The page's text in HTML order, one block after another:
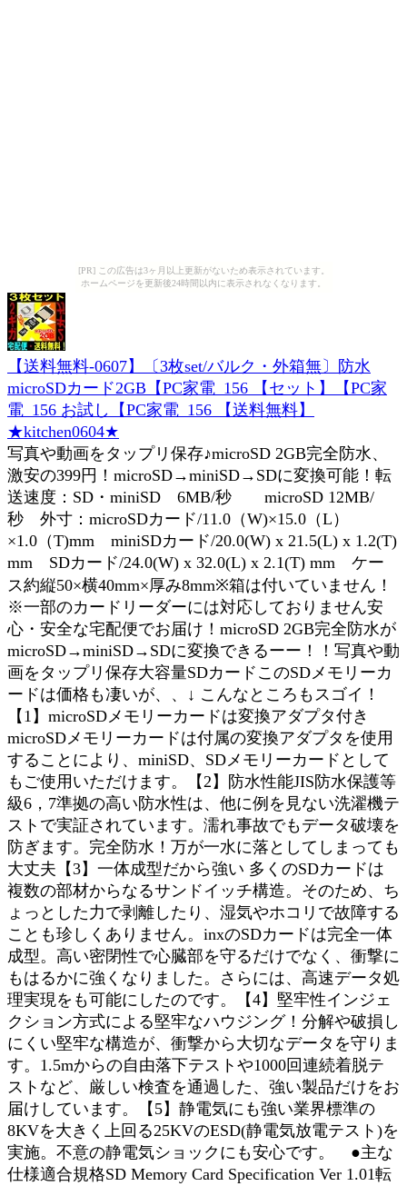
[PR] この広告は3ヶ月以上更新がないため表示されています。
ホームページを更新後24時間以内に表示されなくなります。
【送料無料-0607】〔3枚set/バルク・外箱無〕防水
microSDカード2GB【PC家電_156 【セット】【PC家
電_156 お試し【PC家電_156 【送料無料】
★kitchen0604★
写真や動画をタップリ保存♪microSD 2GB完全防水、
激安の399円！microSD→miniSD→SDに変換可能！転
送速度：SD・miniSD 6MB/秒 microSD 12MB/
秒 外寸：microSDカード/11.0（W)×15.0（L）
×1.0（T)mm miniSDカード/20.0(W) x 21.5(L) x 1.2(T)
mm SDカード/24.0(W) x 32.0(L) x 2.1(T) mm ケー
ス約縦50×横40mm×厚み8mm※箱は付いていません！
※一部のカードリーダーには対応しておりません安
心・安全な宅配便でお届け！microSD 2GB完全防水が
microSD→miniSD→SDに変換できるーー！！写真や動
画をタップリ保存大容量SDカードこのSDメモリーカ
ードは価格も凄いが、、↓ こんなところもスゴイ！
【1】microSDメモリーカードは変換アダプタ付き
microSDメモリーカードは付属の変換アダプタを使用
することにより、miniSD、SDメモリーカードとして
もご使用いただけます。【2】防水性能JIS防水保護等
級6，7準拠の高い防水性は、他に例を見ない洗濯機テ
ストで実証されています。濡れ事故でもデータ破壊を
防ぎます。完全防水！万が一水に落としてしまっても
大丈夫【3】一体成型だから強い 多くのSDカードは
複数の部材からなるサンドイッチ構造。そのため、ち
ょっとした力で剥離したり、湿気やホコリで故障する
ことも珍しくありません。inxのSDカードは完全一体
成型。高い密閉性で心臓部を守るだけでなく、衝撃に
もはるかに強くなりました。さらには、高速データ処
理実現をも可能にしたのです。【4】堅牢性インジェ
クション方式による堅牢なハウジング！分解や破損し
にくい堅牢な構造が、衝撃から大切なデータを守りま
す。1.5mからの自由落下テストや1000回連続着脱テ
ストなど、厳しい検査を通過した、強い製品だけをお
届けしています。【5】静電気にも強い業界標準の
8KVを大きく上回る25KVのESD(静電気放電テスト)を
実施。不意の静電気ショックにも安心です。 ●主な
仕様適合規格SD Memory Card Specification Ver 1.01転